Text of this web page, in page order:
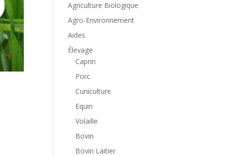
Agriculture Biologique
Agro-Environnement
Aides
Élevage
Caprin
Porc
Cuniculture
Equin
Volaille
Bovin
Bovin Laitier